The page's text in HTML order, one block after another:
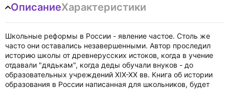
ОписаниеХарактеристики
Школьные реформы в России - явление частое. Столь же
часто они оставались незавершенными. Автор проследил
историю школы от древнерусских истоков, когда в учение
отдавали "дядькам", когда деды обучали внуков - до
образовательных учреждений XIX-XX вв. Книга об истории
образования в России написанная для школьников, будет